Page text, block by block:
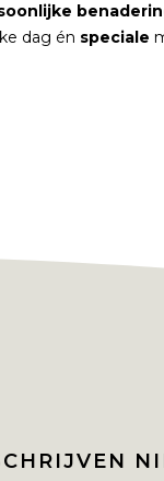
dag én speciale